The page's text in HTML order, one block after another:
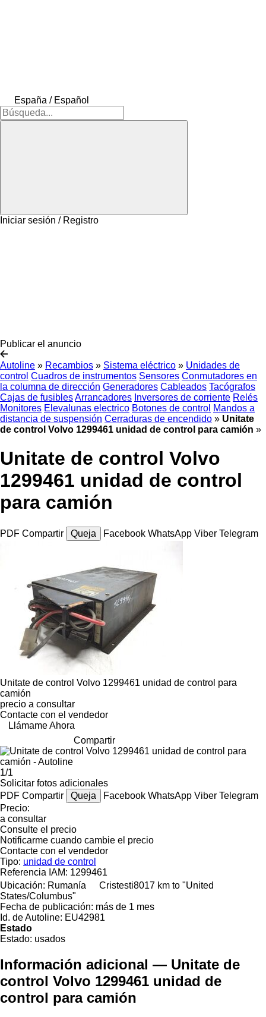
España / Español
Iniciar sesión / Registro
Publicar el anuncio
Autoline » Recambios » Sistema eléctrico » Unidades de
control Cuadros de instrumentos Sensores Conmutadores en
la columna de dirección Generadores Cableados Tacógrafos
Cajas de fusiblesArrancadores Inversores de corriente Relés
Monitores Elevalunas electrico Botones de control Mandos a
distancia de suspensión Cerraduras de encendido » Unitate
de control Volvo 1299461 unidad de control para camión »
Unitate de control Volvo
1299461 unidad de control
para camión
PDF Compartir Queja Facebook WhatsApp Viber Telegram
Unitate de control Volvo 1299461 unidad de control para
camión
precio a consultar
Contacte con el vendedor
Llámame Ahora
Compartir
1/1
Solicitar fotos adicionales
PDF Compartir Queja Facebook WhatsApp Viber Telegram
Precio:
a consultar
Consulte el precio
Notificarme cuando cambie el precio
Contacte con el vendedor
Tipo: unidad de control
Referencia IAM: 1299461
Ubicación: Rumanía Cristesti8017 km to "United
States/Columbus"
Fecha de publicación: más de 1 mes
Id. de Autoline: EU42981
Estado
Estado: usados
Información adicional — Unitate de
control Volvo 1299461 unidad de
control para camión